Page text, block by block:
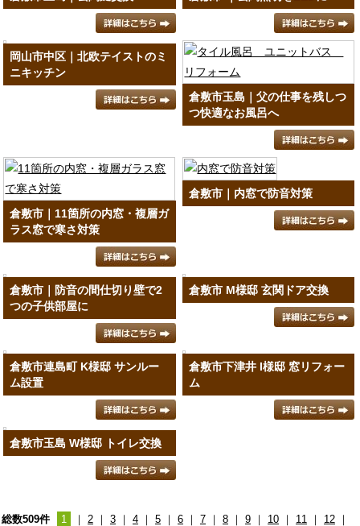
岡山市中区｜北欧テイストのミ
ニキッチン
倉敷市玉島｜父の仕事を残しつ
つ快適なお風呂へ
倉敷市｜11箇所の内窓・複層ガ
ラス窓で寒さ対策
倉敷市｜内窓で防音対策
倉敷市｜防音の間仕切り壁で2
つの子供部屋に
倉敷市 M様邸 玄関ドア交換
倉敷市連島町 K様邸 サンルー
ム設置
倉敷市下津井 I様邸 窓リフォー
ム
倉敷市玉島 W様邸 トイレ交換
総数509件 1 ｜ 2 ｜ 3 ｜ 4 ｜ 5 ｜ 6 ｜ 7 ｜ 8 ｜ 9 ｜ 10 ｜ 11 ｜ 12
｜